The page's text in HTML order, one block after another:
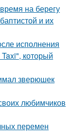
на берегу
и их
исполнения
который
зверюшек
любимчиков
перемен